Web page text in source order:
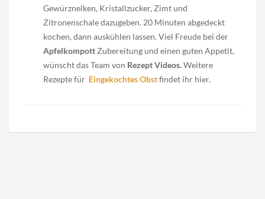
Gewürznelken, Kristallzucker, Zimt und
Zitronenschale dazugeben. 20 Minuten abgedeckt
kochen, dann auskühlen lassen. Viel Freude bei der
Apfelkompott Zubereitung und einen guten Appetit,
wünscht das Team von Rezept Videos.Weitere
Rezepte für Eingekochtes Obstfindet ihr hier.